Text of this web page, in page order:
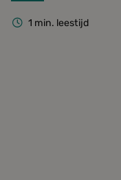
DUURZAAMHEID
1 min. leestijd